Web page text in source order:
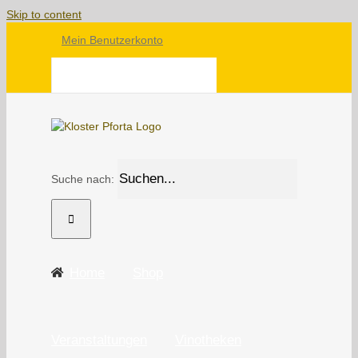
Skip to content
Mein Benutzerkonto
Suche nach: